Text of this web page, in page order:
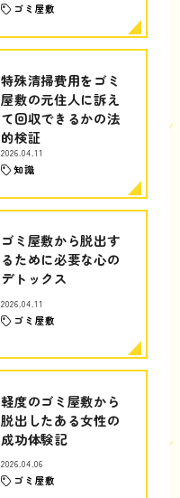
ゴミ屋敷
特殊清掃費用をゴミ
屋敷の元住人に訴え
て回収できるかの法
的検証
2026.04.11
知識
ゴミ屋敷から脱出す
るために必要な心の
デトックス
2026.04.11
ゴミ屋敷
軽度のゴミ屋敷から
脱出したある女性の
成功体験記
2026.04.06
ゴミ屋敷